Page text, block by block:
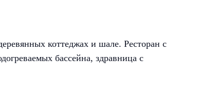
коттеджах и шале. Ресторан с
бассейна, здравница с